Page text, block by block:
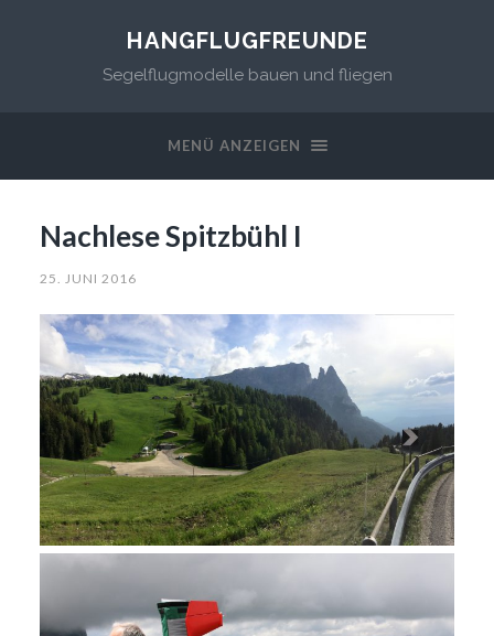
HANGFLUGFREUNDE
Segelflugmodelle bauen und fliegen
MENÜ ANZEIGEN
Nachlese Spitzbühl I
25. JUNI 2016